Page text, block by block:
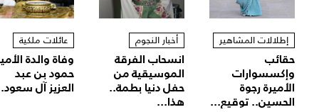
إطلالات المشاهير
حقائب
وإكسسوارات
الأميرة رجوة
الحسين.. توقيع...
أخبار النجوم
انسحاب الفرقة
الموسيقية من
حفل دنيا بطمة..
هذا...
عائلات ملكية
وفاة والدة
حمود بن عبد
العزيز آل